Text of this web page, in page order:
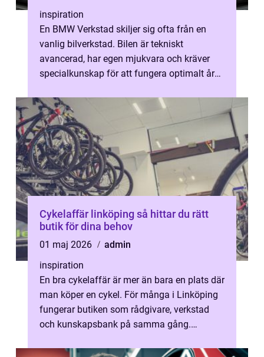
inspiration
En BMW Verkstad skiljer sig ofta från en
vanlig bilverkstad. Bilen är tekniskt
avancerad, har egen mjukvara och kräver
specialkunskap för att fungera optimalt år
Cykelaffär linköping så hittar du rätt
butik för dina behov
01 maj 2026
admin
inspiration
En bra cykelaffär är mer än bara en plats där
man köper en cykel. För många i Linköping
fungerar butiken som rådgivare, verkstad
och kunskapsbank på samma gång.